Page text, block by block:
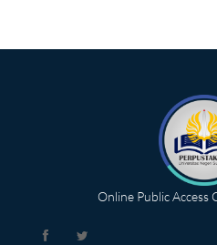
Online Public Access